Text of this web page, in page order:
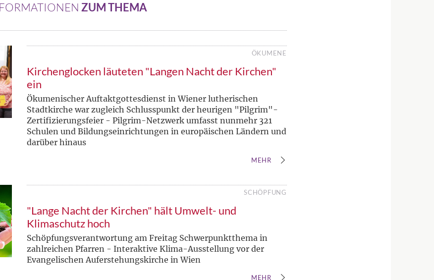
ZUM THEMA
ÖKUMENE
Kirchenglocken läuteten "Langen Nacht der Kirchen"
ein
Ökumenischer Auftaktgottesdienst in Wiener lutherischen
Stadtkirche war zugleich Schlusspunkt der heurigen "Pilgrim"-
Zertifizierungsfeier - Pilgrim-Netzwerk umfasst nunmehr 321
Schulen und Bildungseinrichtungen in europäischen Ländern und
darüber hinaus
MEHR
SCHÖPFUNG
"Lange Nacht der Kirchen" hält Umwelt- und
Klimaschutz hoch
Schöpfungsverantwortung am Freitag Schwerpunktthema in
zahlreichen Pfarren - Interaktive Klima-Ausstellung vor der
Evangelischen Auferstehungskirche in Wien
MEHR